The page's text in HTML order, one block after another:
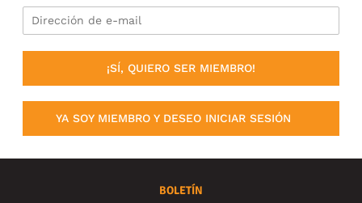
¡SÍ, QUIERO SER MIEMBRO!
YA SOY MIEMBRO Y DESEO INICIAR SESIÓN
BOLETÍN